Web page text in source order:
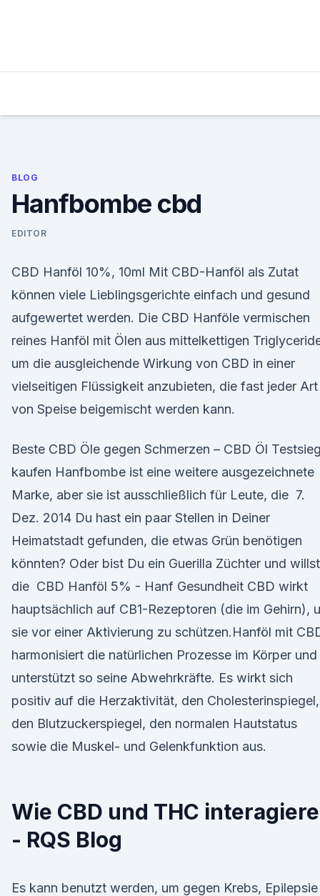
BLOG
Hanfbombe cbd
EDITOR
CBD Hanföl 10%, 10ml Mit CBD-Hanföl als Zutat
können viele Lieblingsgerichte einfach und gesund
aufgewertet werden. Die CBD Hanföle vermischen
reines Hanföl mit Ölen aus mittelkettigen
um die ausgleichende Wirkung von CBD in einer
vielseitigen Flüssigkeit anzubieten, die fast jeder Art
von Speise beigemischt werden kann.
Beste CBD Öle gegen Schmerzen – CBD Öl
kaufen Hanfbombe ist eine weitere ausgezeichnete
Marke, aber sie ist ausschließlich für Leute, die 7.
Dez. 2014 Du hast ein paar Stellen in Deiner
Heimatstadt gefunden, die etwas Grün benötigen
könnten? Oder bist Du ein Guerilla Züchter und willst
die CBD Hanföl 5% - Hanf Gesundheit CBD wirkt
hauptsächlich auf CB1-Rezeptoren (die im Gehirn),
sie vor einer Aktivierung zu schützen.Hanföl mit
harmonisiert die natürlichen Prozesse im Körper und
unterstützt so seine Abwehrkräfte. Es wirkt sich
positiv auf die Herzaktivität, den Cholesterinspiegel,
den Blutzuckerspiegel, den normalen Hautstatus
sowie die Muskel- und Gelenkfunktion aus.
Wie CBD und THC
- RQS Blog
Es kann benutzt werden, um gegen Krebs, Epilepsie